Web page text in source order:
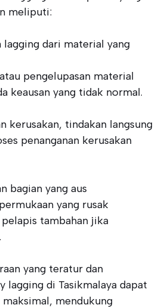
meliputi:
lagging dari material yang
pengelupasan material
keausan yang tidak normal.
kerusakan, tindakan langsung
penanganan kerusakan
bagian yang aus
yang rusak
pelapis tambahan jika
yang teratur dan
lagging di Tasikmalaya dapat
mendukung